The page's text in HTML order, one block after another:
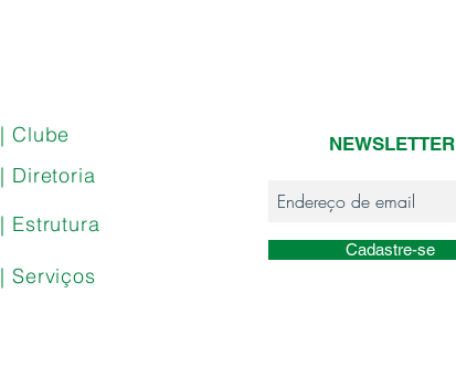
| Clube
| Diretoria
| Estrutura
| Serviços
NEWSLETTER
Cadastre-se